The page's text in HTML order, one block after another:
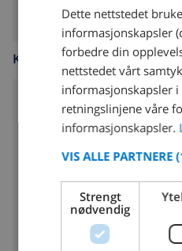
KJØKKEN
ovn med 4 plater
kjøleskap
oppvaskmaskin
Dette nettstedet
informasjonskapsler
forbedre din
nettstedet vårt
informasjonskapsler
retningslinjene våre
informasjonskapsler.
VIS ALLE PARTNERE
Strengt
nødvendig